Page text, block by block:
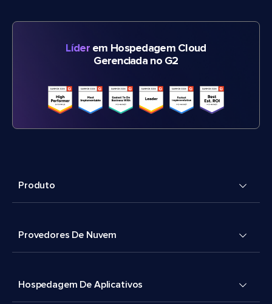
Líderem Hospedagem Cloud
Gerenciada no G2
Produto
Provedores De Nuvem
Hospedagem De Aplicativos